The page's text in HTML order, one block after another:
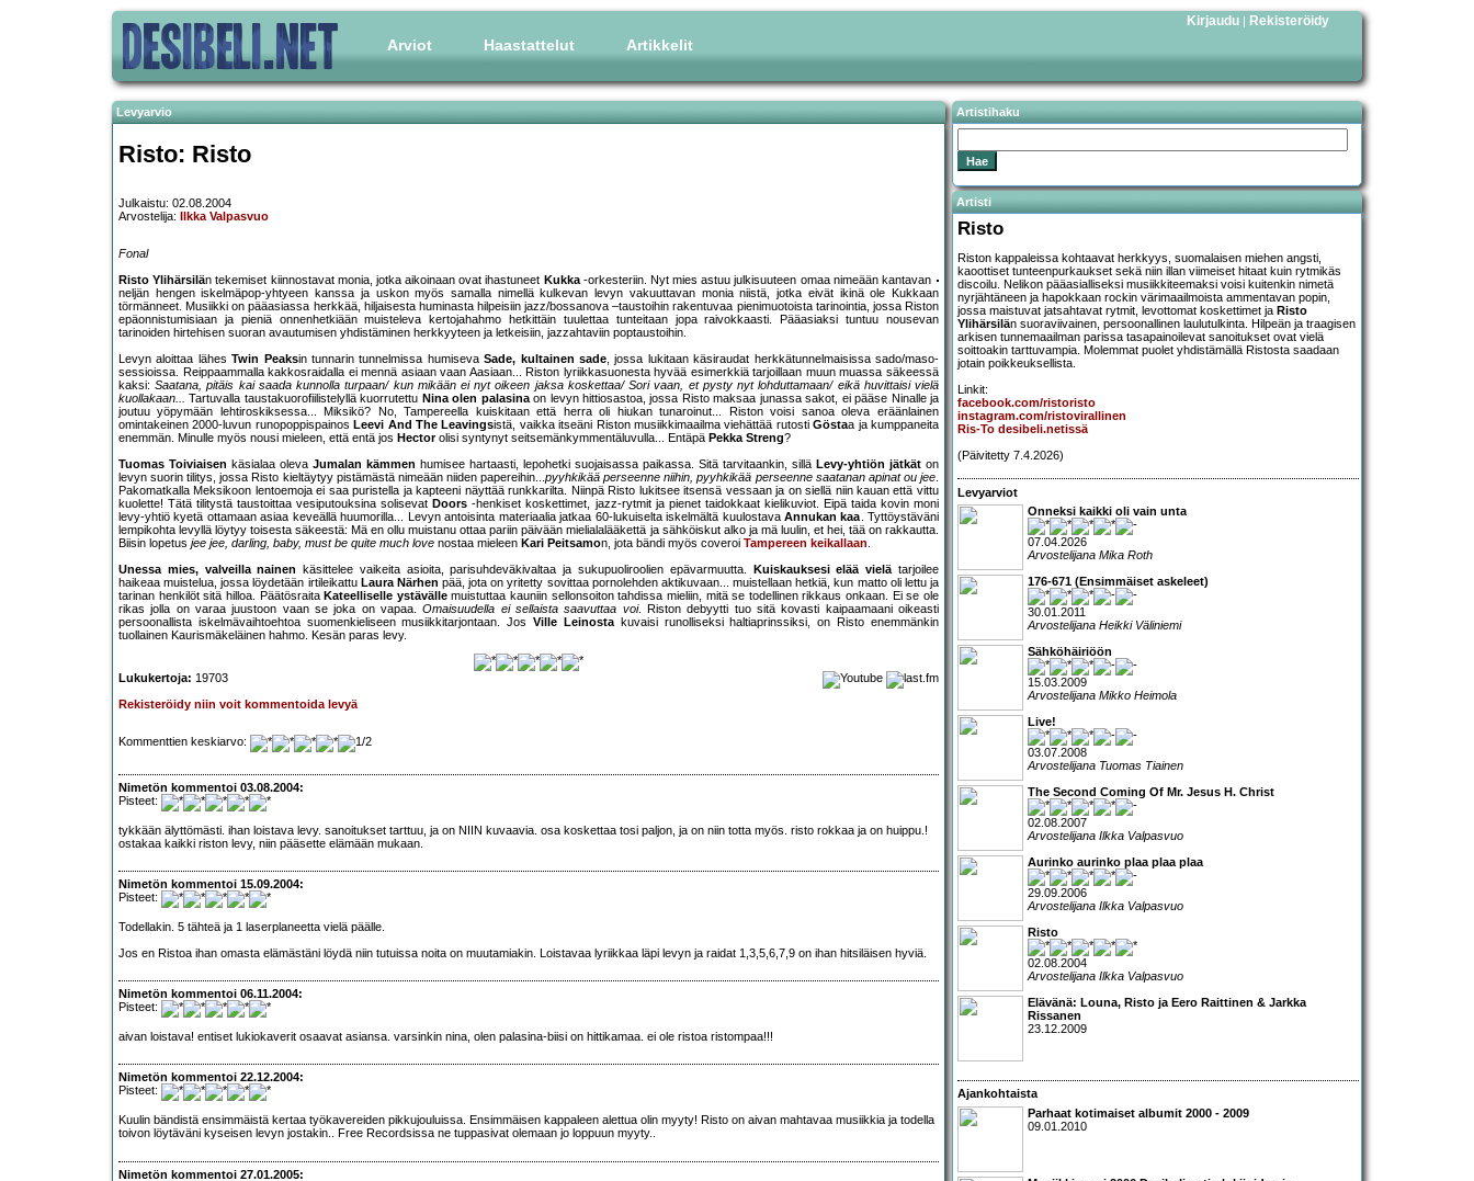
Arviot Haastattelut Artikkelit
Kirjaudu | Rekisteröidy
Levyarvio
Risto: Risto
Julkaistu: 02.08.2004
Arvostelija:
Ilkka Valpasvuo
Fonal
Risto Ylihärsilän tekemiset kiinnostavat monia, jotka aikoinaan ovat ihastuneet Kukka-orkesteriin. Nyt mies astuu julkisuuteen omaa nimeään kantavan
neljän hengen iskelmäpop-yhtyeen kanssa ja uskon myös samalla nimellä kulkevan levyn vakuuttavan monia niistä, jotka eivät ikinä ole Kukkaan
törmänneet. Musiikki on pääasiassa herkkää, hiljaisesta huminasta hilpeisiin jazz/bossanova –taustoihin rakentuvaa pienimuotoista tarinointia, jossa Riston
epäonnistumisiaan ja pieniä onnenhetkiään muisteleva kertojahahmo hetkittäin tuulettaa tunteitaan jopa raivokkaasti. Pääasiaksi tuntuu nousevan
tarinoiden hirtehisen suoran avautumisen yhdistäminen herkkyyteen ja letkeisiin, jazzahtaviin poptaustoihin.
Levyn aloittaa lähesTwin Peaksin tunnarin tunnelmissa humisevaSade, kultainen sade, jossa lukitaan käsiraudat herkkätunnelmaisissa sado/maso-
sessioissa. Reippaammalla kakkosraidalla ei mennä asiaan vaan Aasiaan... Riston lyriikkasuonesta hyvää esimerkkiä tarjoillaan muun muassa säkeessä
kaksi:Saatana, pitäis kai saada kunnolla turpaan/ kun mikään ei nyt oikeen jaksa koskettaa/ Sori vaan, et pysty nyt lohduttamaan/ eikä huvittaisi vielä
kuollakaan... Tartuvalla taustakuorofiilistelyllä kuorrutettu Nina olen palasinaon levyn hittiosastoa, jossa Risto maksaa junassa sakot, ei pääse Ninalle ja
joutuu yöpymään lehtiroskiksessa... Miksikö? No, Tampereella kuiskitaan että herra oli hiukan tunaroinut... Riston voisi sanoa oleva eräänlainen
omintakeinen 2000-luvun runopoppispainos Leevi And The Leavingsistä, vaikka itseäni Riston musiikkimaailma viehättää rutostiGöstaa ja kumppaneita
enemmän. Minulle myös nousi mieleen, että entä jos Hectorolisi syntynyt seitsemänkymmentäluvulla... Entäpä Pekka Streng?
Tuomas Toiviaisen käsialaa oleva Jumalan kämmen humisee hartaasti, lepohetki suojaisassa paikassa. Sitä tarvitaankin, sillä Levy-yhtiön jätkäton
levyn suorin tilitys, jossa Risto kieltäytyy pistämästä nimeään niiden papereihin...pyyhkikää perseenne niihin, pyyhkikää perseenne saatanan apinat ou jee.
Pakomatkalla Meksikoon lentoemoja ei saa puristella ja kapteeni näyttää runkkarilta. Niinpä Risto lukitsee itsensä vessaan ja on siellä niin kauan että vittu
kuolette! Tätä tilitystä taustoittaa vesiputouksina solisevat Doors -henkiset koskettimet, jazz-rytmit ja pienet taidokkaat kielikuviot. Eipä taida kovin moni
levy-yhtiö kyetä ottamaan asiaa keveällä huumorilla... Levyn antoisinta materiaalia jatkaa 60-lukuiselta iskelmältä kuulostavaAnnukan kaa. Tyttöystäväni
lempikohta levyllä löytyy toisesta säkeestä: Mä en ollu muistanu ottaa pariin päivään mielialalääkettä ja sähköiskut alko ja mä luulin, et hei, tää on rakkautta.
Biisin lopetus jee jee, darling, baby, must be quite much love nostaa mieleen Kari Peitsamon, jota bändi myös coveroi Tampereen keikallaan.
Unessa mies, valveilla nainen
käsittelee vaikeita asioita, parisuhdeväkivaltaa ja sukupuoliroolien epävarmuutta. Kuiskauksesi elää vielätarjoilee
haikeaa muistelua, jossa löydetään irtileikattu Laura Närhen pää, jota on yritetty sovittaa pornolehden aktikuvaan... muistellaan hetkiä, kun matto oli lettu ja
tarinan henkilöt sitä hilloa. Päätösraita Kateelliselle ystävällemuistuttaa kauniin sellonsoiton tahdissa mieliin, mitä se todellinen rikkaus onkaan. Ei se ole
rikas jolla on varaa juustoon vaan se joka on vapaa.Omaisuudella ei sellaista saavuttaa voi. Riston debyytti tuo sitä kovasti kaipaamaani oikeasti
persoonallista iskelmävaihtoehtoa suomenkieliseen musiikkitarjontaan. JosVille Leinostakuvaisi runolliseksi haltiaprinssiksi, on Risto enemmänkin
tuollainen Kaurismäkeläinen hahmo. Kesän paras levy.
Lukukertoja: 19703
Rekisteröidy niin voit kommentoida levyä
Kommenttien keskiarvo:
Nimetön kommentoi 03.08.2004:
Pisteet:
tykkään älyttömästi. ihan loistava levy. sanoitukset tarttuu, ja on NIIN kuvaavia. osa koskettaa tosi paljon, ja on niin totta myös. risto rokkaa ja on huippu.!
ostakaa kaikki riston levy, niin pääsette elämään mukaan.
Nimetön kommentoi 15.09.2004:
Pisteet:
Todellakin. 5 tähteä ja 1 laserplaneetta vielä päälle.
Jos en Ristoa ihan omasta elämästäni löydä niin tutuissa noita on muutamiakin. Loistavaa lyriikkaa läpi levyn ja raidat 1,3,5,6,7,9 on ihan hitsiläisen hyviä.
Nimetön kommentoi 06.11.2004:
Pisteet:
aivan loistava! entiset lukiokaverit osaavat asiansa. varsinkin nina, olen palasina-biisi on hittikamaa. ei ole ristoa ristompaa!!!
Nimetön kommentoi 22.12.2004:
Pisteet:
Kuulin bändistä ensimmäistä kertaa työkavereiden pikkujouluissa. Ensimmäisen kappaleen alettua olin myyty! Risto on aivan mahtavaa musiikkia ja todella
toivon löytäväni kyseisen levyn jostakin.. Free Recordsissa ne tuppasivat olemaan jo loppuun myyty..
Nimetön kommentoi 27.01.2005:
Artistihaku
Artisti
Risto
Riston kappaleissa kohtaavat herkkyys, suomalaisen miehen angsti,
kaoottiset tunteenpurkaukset sekä niin illan viimeiset hitaat kuin rytmikäs
discoilu. Nelikon pääasialliseksi musiikkiteemaksi voisi kuitenkin nimetä
nyrjähtäneen ja hapokkaan rockin värimaailmoista ammentavan popin,
jossa maistuvat jatsahtavat rytmit, levottomat koskettimet ja Risto
Ylihärsilän suoraviivainen, persoonallinen laulutulkinta. Hilpeän ja traagisen
arkisen tunnemaailman parissa tasapainoilevat sanoitukset ovat vielä
soittoakin tarttuvampia. Molemmat puolet yhdistämällä Ristosta saadaan
jotain poikkeuksellista.
Linkit:
facebook.com/ristoristo
instagram.com/ristovirallinen
Ris-To desibeli.netissä
(Päivitetty 7.4.2026)
Levyarviot
Onneksi kaikki oli vain unta
07.04.2026
Arvostelijana Mika Roth
176-671 (Ensimmäiset askeleet)
30.01.2011
Arvostelijana Heikki Väliniemi
Sähköhäiriöön
15.03.2009
Arvostelijana Mikko Heimola
Live!
03.07.2008
Arvostelijana Tuomas Tiainen
The Second Coming Of Mr. Jesus H. Christ
02.08.2007
Arvostelijana Ilkka Valpasvuo
Aurinko aurinko plaa plaa plaa
29.09.2006
Arvostelijana Ilkka Valpasvuo
Risto
02.08.2004
Arvostelijana Ilkka Valpasvuo
Elävänä: Louna, Risto ja Eero Raittinen & Jarkka
Rissanen
23.12.2009
Ajankohtaista
Parhaat kotimaiset albumit 2000 - 2009
09.01.2010